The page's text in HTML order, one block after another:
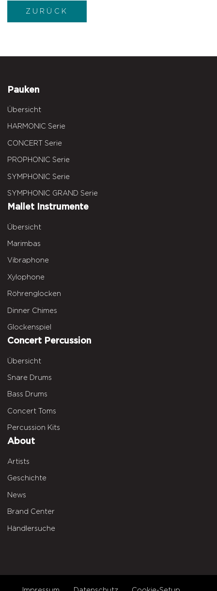
ZURÜCK
Pauken
Übersicht
HARMONIC Serie
CONCERT Serie
PROPHONIC Serie
SYMPHONIC Serie
SYMPHONIC GRAND Serie
Mallet Instrumente
Übersicht
Marimbas
Vibraphone
Xylophone
Röhrenglocken
Dinner Chimes
Glockenspiel
Concert Percussion
Übersicht
Snare Drums
Bass Drums
Concert Toms
Percussion Kits
About
Artists
Geschichte
News
Brand Center
Händlersuche